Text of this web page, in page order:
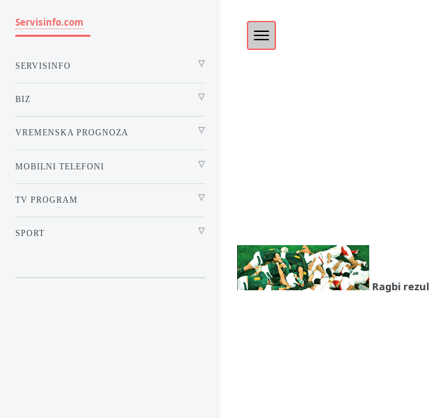
Ragbi
Servisinfo.com
SERVISINFO
BIZ
VREMENSKA PROGNOZA
MOBILNI TELEFONI
TV PROGRAM
SPORT